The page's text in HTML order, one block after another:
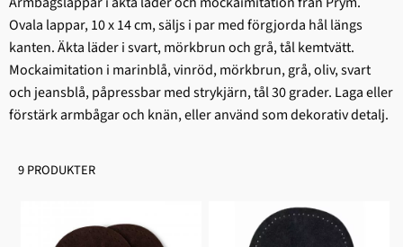
Ovala lappar, 10 x 14 cm, säljs i par med förgjorda hål längs
kanten. Äkta läder i svart, mörkbrun och grå, tål kemtvätt.
Mockaimitation i marinblå, vinröd, mörkbrun, grå, oliv, svart
och jeansblå, påpressbar med strykjärn, tål 30 grader. Laga eller
förstärk armbågar och knän, eller använd som dekorativ detalj.
9 PRODUKTER